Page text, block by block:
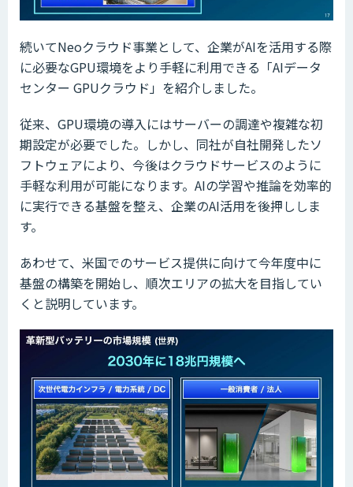
続いてNeoクラウド事業として、企業がAIを活用する際
に必要なGPU環境をより手軽に利用できる「AIデータ
センター GPUクラウド」を紹介しました。
従来、GPU環境の導入にはサーバーの調達や複雑な初
期設定が必要でした。しかし、同社が自社開発したソ
フトウェアにより、今後はクラウドサービスのように
手軽な利用が可能になります。AIの学習や推論を効率的
に実行できる基盤を整え、企業のAI活用を後押ししま
す。
あわせて、米国でのサービス提供に向けて今年度中に
基盤の構築を開始し、順次エリアの拡大を目指してい
くと説明しています。